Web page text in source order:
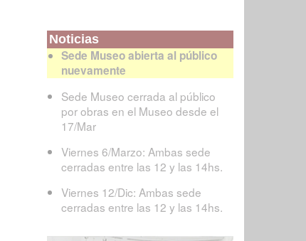
Noticias
Sede Museo abierta al público
nuevamente
Sede Museo cerrada al público
por obras en el Museo desde el
17/Mar
Viernes 6/Marzo: Ambas sede
cerradas entre las 12 y las 14hs.
Viernes 12/Dic: Ambas sede
cerradas entre las 12 y las 14hs.